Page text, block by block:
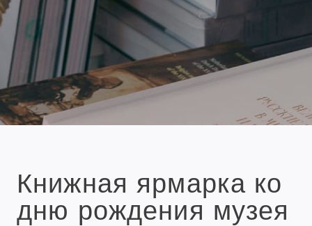
Книжная ярмарка ко
дню рождения музея